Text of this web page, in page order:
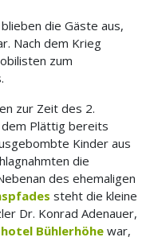
die Gäste aus,
Nach dem Krieg
zum
zur Zeit des 2.
Plättig bereits
Kinder aus
die
des ehemaligen
steht die kleine
Dr. Konrad Adenauer,
Bühlerhöhe war,